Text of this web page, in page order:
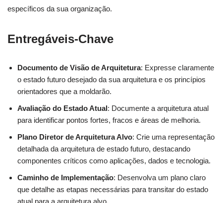
específicos da sua organização.
Entregáveis-Chave
Documento de Visão de Arquitetura: Expresse claramente
o estado futuro desejado da sua arquitetura e os princípios
orientadores que a moldarão.
Avaliação do Estado Atual: Documente a arquitetura atual
para identificar pontos fortes, fracos e áreas de melhoria.
Plano Diretor de Arquitetura Alvo: Crie uma representação
detalhada da arquitetura de estado futuro, destacando
componentes críticos como aplicações, dados e tecnologia.
Caminho de Implementação: Desenvolva um plano claro
que detalhe as etapas necessárias para transitar do estado